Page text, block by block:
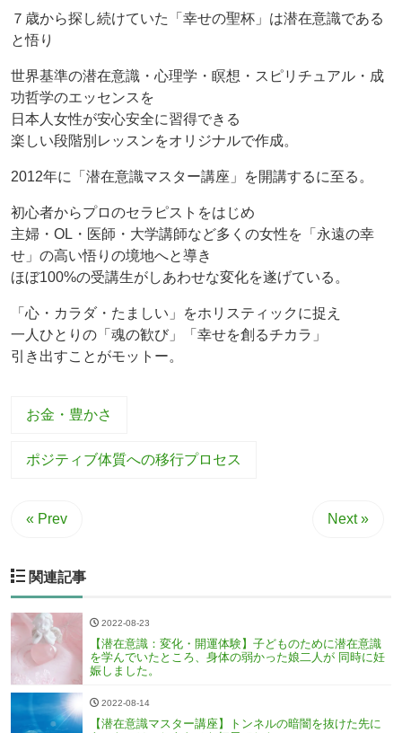
７歳から探し続けていた「幸せの聖杯」は潜在意識である
と悟り
世界基準の潜在意識・心理学・瞑想・スピリチュアル・成
功哲学のエッセンスを
日本人女性が安心安全に習得できる
楽しい段階別レッスンをオリジナルで作成。
2012年に「潜在意識マスター講座」を開講するに至る。
初心者からプロのセラピストをはじめ
主婦・OL・医師・大学講師など多くの女性を「永遠の幸
せ」の高い悟りの境地へと導き
ほぼ100%の受講生がしあわせな変化を遂げている。
「心・カラダ・たましい」をホリスティックに捉え
一人ひとりの「魂の歓び」「幸せを創るチカラ」
引き出すことがモットー。
お金・豊かさ
ポジティブ体質への移行プロセス
« Prev Next »
関連記事
2022-08-23
【潜在意識：変化・開運体験】子どものために潜在意識
を学んでいたところ、身体の弱かった娘二人が 同時に妊
娠しました。
2022-08-14
【潜在意識マスター講座】トンネルの暗闇を抜けた先に